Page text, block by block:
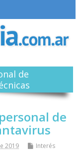
de
de
2019
Interés